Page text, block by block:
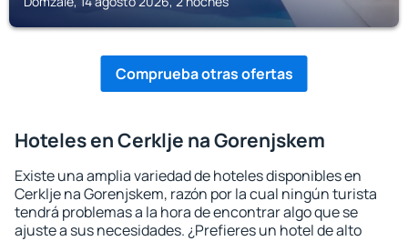
Comprueba otras ofertas
Hoteles en Cerklje na Gorenjskem
Existe una amplia variedad de hoteles disponibles en
Cerklje na Gorenjskem, razón por la cual ningún turista
tendrá problemas a la hora de encontrar algo que se
ajuste a sus necesidades. ¿Prefieres un hotel de alto